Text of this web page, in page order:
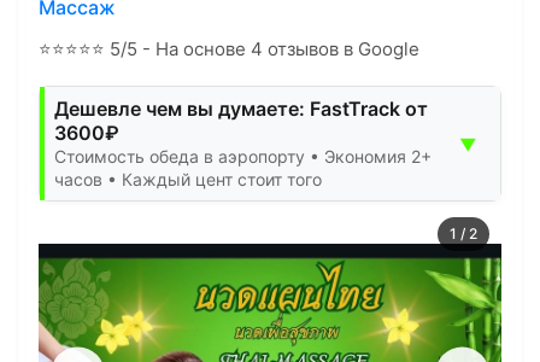
Массаж
⭐⭐⭐⭐⭐ 5/5 - На основе 4 отзывов в Google
Дешевле чем вы думаете: FastTrack от
3600₽
Стоимость обеда в аэропорту • Экономия 2+
часов • Каждый цент стоит того
▼
1 / 2